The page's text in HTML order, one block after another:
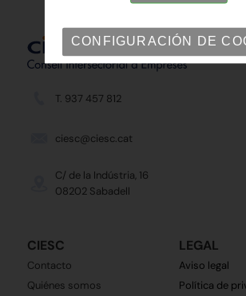
T. 937 457 812
ciesc@ciesc.cat
C/ de la Indústria, 16
08202 Sabadell
CIESC
Contacto
Quiénes somos
LEGAL
Aviso legal
Política de
CONFIGURACIÓN DE